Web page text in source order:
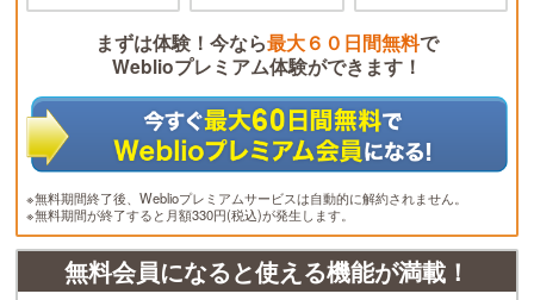
まずは体験！今なら最大６０日間無料で
Weblioプレミアム体験ができます！
※無料期間終了後、Weblioプレミアムサービスは自動的に解約されません。
※無料期間が終了すると月額330円(税込)が発生します。
無料会員になると使える機能が満載！